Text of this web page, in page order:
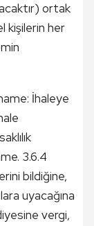
ortak
kişilerin her
İhaleye
3.6.4
bildiğine,
uyacağına
vergi,